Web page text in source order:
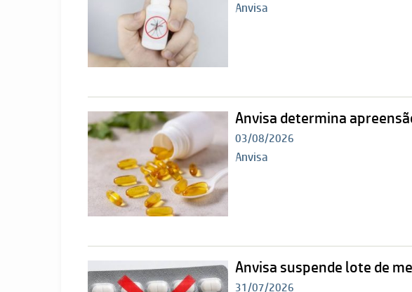
Anvisa
Anvisa determina
03/08/2026
Anvisa
Anvisa suspende lote de
31/07/2026